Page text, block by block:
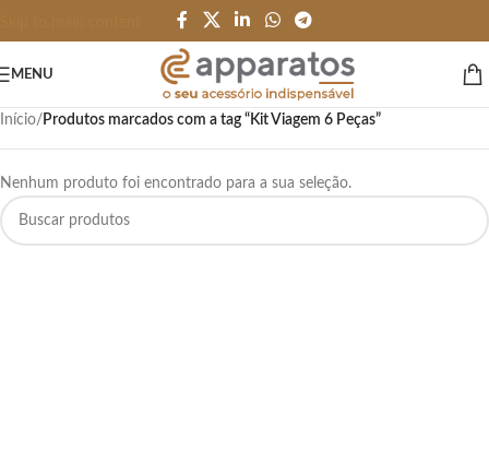
MENU
Início/ Produtos marcados com a tag “Kit Viagem 6 Peças”
Nenhum produto foi encontrado para a sua seleção.